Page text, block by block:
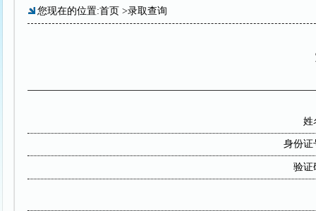
您现在的位置:首页 >录取查询
姓
身份证
验证